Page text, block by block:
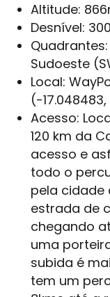
Altitude:
Desnível:
Quadrantes:
Sudoeste
Local:
(-17.048483,
Acesso:
120 km da
acesso e
todo o
pela cidade
estrada de
chegando
uma
subida é
tem um